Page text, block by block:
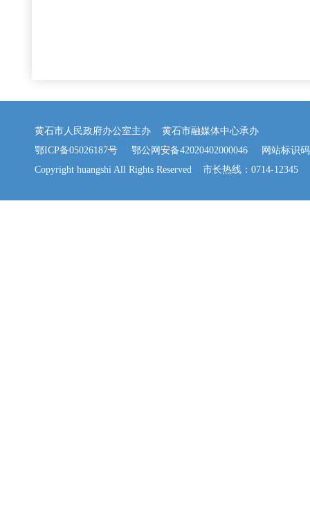
黄石市人民政府办公室主办 黄石市融媒体中心承办
鄂ICP备05026187号
鄂公网安备42020402000046 网站标识码
Copyright huangshi All Rights Reserved 市长热线：0714-12345